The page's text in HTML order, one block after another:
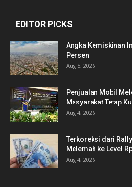
EDITOR PICKS
Angka Kemiskinan
Persen
Aug 5, 2026
Penjualan Mobil
Masyarakat Tetap
Aug 4, 2026
Terkoreksi dari
Melemah ke Level
Aug 4, 2026